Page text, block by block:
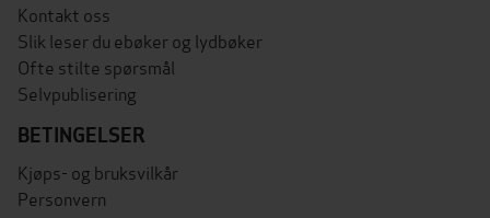
Kontakt oss
Slik leser du ebøker og lydbøker
Ofte stilte spørsmål
Selvpublisering
BETINGELSER
Kjøps- og bruksvilkår
Personvern